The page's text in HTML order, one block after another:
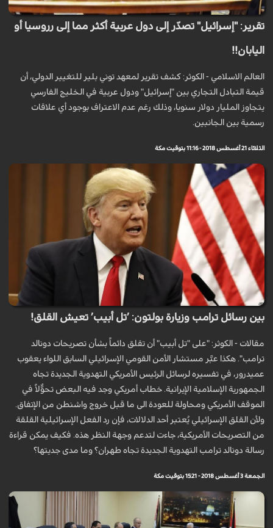
تقرير: "إسرائيل" تصدّر إلى دول عربية أكثر مما إلى رروسيا أو
اليابان!!
العالم الاسلامي - الكوثر: كشف تقرير لمعهد توني بلير للتغيير الدولي، أن
قيمة التبادل التجاري بين "إسرائيل" ودول عربية في الخليج الفارسي
يتجاوز المليار دولار سنويا، وذلك رغم عدم الاعتراف بوجود أي علاقات
رسمية بين الجانبين.
الثلاثاء 21 أغسطس 2018 - 11:16 بتوقيت مكة
بين رسائل ترامب وزيارة بولتون: ’تل أبيب’ تعيش القلق!
مقالات - الكوثر: "على "تل أبيب" أن تقلق دائماً بشأن تصريحات دونالد
ترامب". هكذا عبَّر مستشار الأمن القومي الإسرائيلي السابق اللواء يعقوب
عميدرور، في تفسيره لرسائل الرئيس الأمريكي التهدوية الجديدة تجاه
الجمهورية الإسلامية الإيرانية. خطاب أمريكي وجد فيه البعض تحوُّلاً في
الموقف الأمريكي ومحاولة للعودة الى ما قبل خروج واشنطن من الإتفاق.
ولأن القلق الإسرائيلي يُعتبر أحد الدلالات، فإن رد الفعل الإسرائيلية القلقة
من التصريحات الأمريكية، جاءت لتدعم وجهة النظر هذه. فكيف يمكن قراءة
رسالة دونالد ترامب التهدوية الجديدة تجاه طهران؟ وما مدى جديتها؟
الجمعة 3 أغسطس 2018 - 15:21 بتوقيت مكة